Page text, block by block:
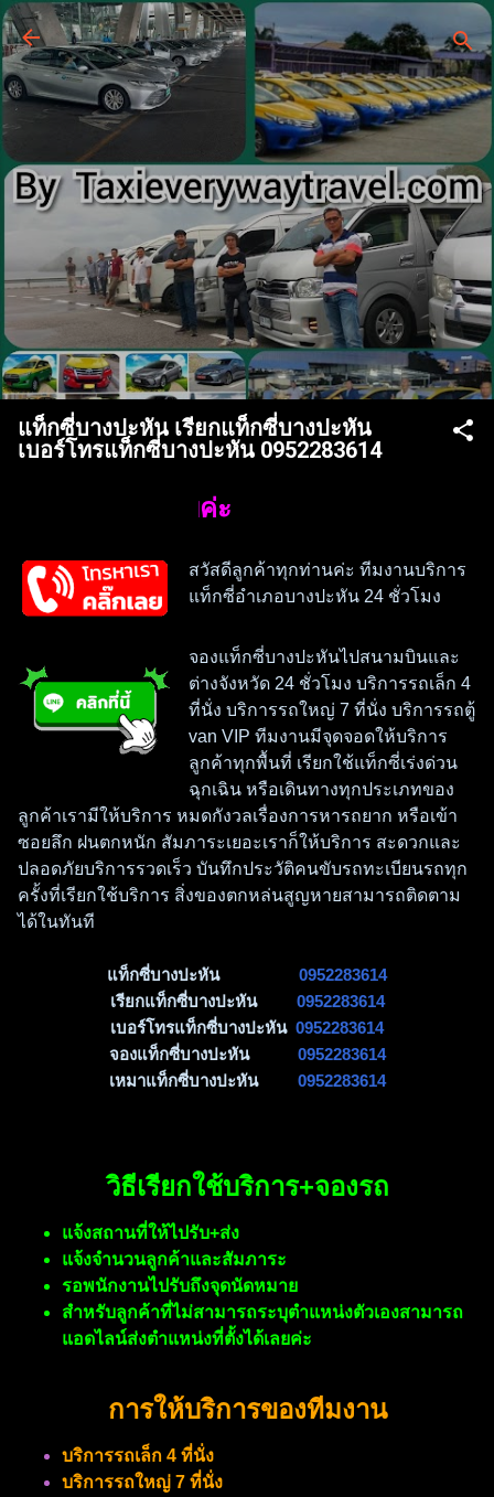
ข้ามไปที่เนื้อหาหลัก
บริการแท็กซี่ด่วน 24 ชั่วโมง
จองแท็กซี่ไปสนามบินและต่าง
จังหวัด 24 ชั่วโมง
ทีมงานให้บริการ เรียกแท็กซี่ เหมาแท็กซี่ จอง
แท็กซี่ ศูนย์แท็กซี่ เบอร์โทรแท็กซี่ แท็กซี่ด่วน จอง
แท็กซี่ล่วงหน้า บริการแท็กซี่ 5 ที่นั่ง รถใหญ่ 7 ที่นั่ง
บริการรถตู้ van VIP มีพนักงานให้บริการจำนวน
มาก เรียกใช้บริการด่วน หรือจองรถไปสนามบิน
และต่างจังหวัด รับส่งญาติพี่น้อง ส่งเอกสารพัสดุเร่ง
ด่วน เดินทางท่องเที่ยวครอบครัวเป็นหมู่คณะ ให้
บริการทุกกิจกรรมการเดินทางของลูกค้า ให้บริการ
รถใหม่สะอาด บันทึกประวัติคนขับทะเบียนรถทุก
ครั้งที่ใช้บริการ
แท็กซี่บางปะหัน เรียกแท็กซี่บางปะหัน
เบอร์โทรแท็กซี่บางปะหัน 0952283614
สวัสดีลูกค้าทุกท่านค่ะ ทีมงานบริการ
แท็กซี่อำเภอบางปะหัน 24 ชั่วโมง
จองแท็กซี่บางปะหันไปสนามบินและ
ต่างจังหวัด 24 ชั่วโมง บริการรถเล็ก 4
ที่นั่ง บริการรถใหญ่ 7 ที่นั่ง บริการรถตู้
van VIP ทีมงานมีจุดจอดให้บริการ
ลูกค้าทุกพื้นที่ เรียกใช้แท็กซี่เร่งด่วน
ฉุกเฉิน หรือเดินทางทุกประเภทของ
ลูกค้าเรามีให้บริการ หมดกังวลเรื่องการหารถยาก หรือเข้า
ซอยลึก ฝนตกหนัก สัมภาระเยอะเราก็ให้บริการ สะดวกและ
ปลอดภัยบริการรวดเร็ว บันทึกประวัติคนขับรถทะเบียนรถทุก
ครั้งที่เรียกใช้บริการ สิ่งของตกหล่นสูญหายสามารถติดตาม
ได้ในทันที
แท็กซี่บางปะหัน 0952283614
เรียกแท็กซี่บางปะหัน 0952283614
เบอร์โทรแท็กซี่บางปะหัน 0952283614
จองแท็กซี่บางปะหัน 0952283614
เหมาแท็กซี่บางปะหัน 0952283614
วิธีเรียกใช้บริการ+จองรถ
แจ้งสถานที่ให้ไปรับ+ส่ง
แจ้งจำนวนลูกค้าและสัมภาระ
รอพนักงานไปรับถึงจุดนัดหมาย
สำหรับลูกค้าที่ไม่สามารถระบุตำแหน่งตัวเองสามารถ
แอดไลน์ส่งตำแหน่งที่ตั้งได้เลยค่ะ
การให้บริการของทีมงาน
บริการรถเล็ก 4 ที่นั่ง
บริการรถใหญ่ 7 ที่นั่ง